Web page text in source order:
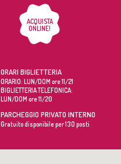
ACQUISTA
ONLINE!
ORARI BIGLIETTERIA
ORARIO: LUN/DOM ore 11/21
BIGLIETTERIA TELEFONICA:
LUN/DOM ore 11/20
PARCHEGGIO PRIVATO INTERNO
Gratuito disponibile per 130 posti